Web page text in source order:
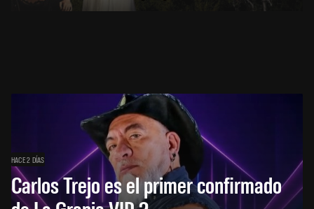
HACE 2 DÍAS
Carlos Trejo es el primer confirmado